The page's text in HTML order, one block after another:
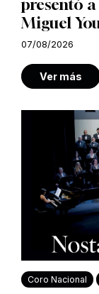
presentó
Miguel
07/08/2026
Ver más
Coro Nacional